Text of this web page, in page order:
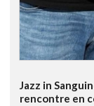
Jazz in
rencontre en